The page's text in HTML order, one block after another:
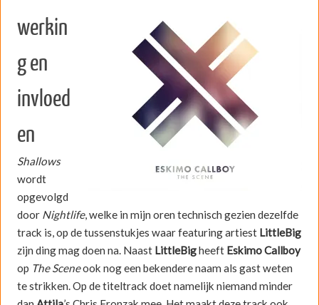
werkin
g en
invloed
en
Shallows
wordt
opgevolgd
door Nightlife, welke in mijn oren technisch gezien dezelfde
track is, op de tussenstukjes waar featuring artiest LittleBig
zijn ding mag doen na. Naast LittleBigheeft Eskimo Callboy
op The Sceneook nog een bekendere naam als gast weten
te strikken. Op de titeltrack doet namelijk niemand minder